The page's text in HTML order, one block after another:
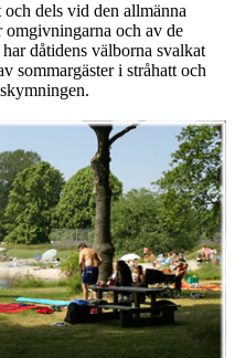
dels vid den allmänna
omgivningarna och av de
dåtidens välborna svalkat
sommargäster i stråhatt och